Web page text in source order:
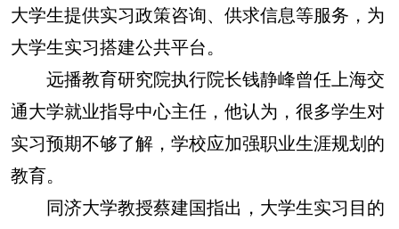
大学生提供实习政策咨询、供求信息等服务，为
大学生实习搭建公共平台。
远播教育研究院执行院长钱静峰曾任上海交
通大学就业指导中心主任，他认为，很多学生对
实习预期不够了解，学校应加强职业生涯规划的
教育。
同济大学教授蔡建国指出，大学生实习目的